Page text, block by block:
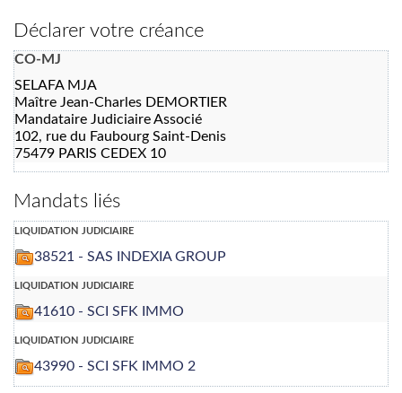
Déclarer votre créance
CO-MJ
SELAFA MJA
Maître Jean-Charles DEMORTIER
Mandataire Judiciaire Associé
102, rue du Faubourg Saint-Denis
75479 PARIS CEDEX 10
Mandats liés
liquidation judiciaire
38521 - SAS INDEXIA GROUP
liquidation judiciaire
41610 - SCI SFK IMMO
liquidation judiciaire
43990 - SCI SFK IMMO 2